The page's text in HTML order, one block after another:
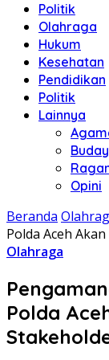
Politik
Olahraga
Hukum
Kesehatan
Pendidikan
Politik
Lainnya
Opini
Beranda
Polda Aceh
Olahraga
Polda